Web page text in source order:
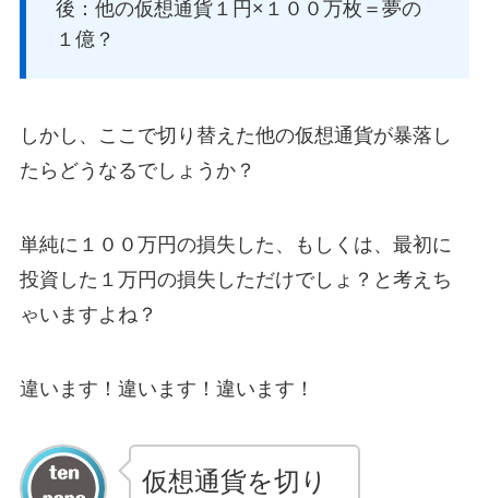
後：他の仮想通貨１円×１００万枚＝夢の
１億？
しかし、ここで切り替えた他の仮想通貨が暴落し
たらどうなるでしょうか？
単純に１００万円の損失した、もしくは、最初に
投資した１万円の損失しただけでしょ？と考えち
ゃいますよね？
違います！違います！違います！
仮想通貨を切り